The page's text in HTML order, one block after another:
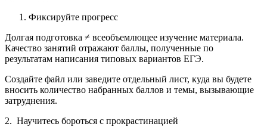
Фиксируйте прогресс
Долгая подготовка ≠ всеобъемлющее изучение материала.
Качество занятий отражают баллы, полученные по
результатам написания типовых вариантов ЕГЭ.
Создайте файл или заведите отдельный лист, куда вы будете
вносить количество набранных баллов и темы, вызывающие
затруднения.
2. Научитесь бороться с прокрастинацией